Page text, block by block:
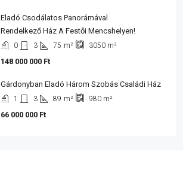
Eladó Csodálatos Panorámával
Rendelkező Ház A Festői Mencshelyen!
0 3 75 m² 3050 m²
148 000 000 Ft
Gárdonyban Eladó Három Szobás Családi Ház
1 3 89 m² 980 m²
66 000 000 Ft